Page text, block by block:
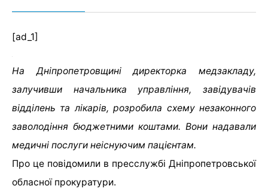
[ad_1]
На Дніпропетровщині директорка медзакладу,
залучивши начальника управління, завідувачів
відділень та лікарів, розробила схему незаконного
заволодіння бюджетними коштами. Вони надавали
медичні послуги неіснуючим пацієнтам.
Про це повідомили в пресслужбі Дніпропетровської
обласної прокуратури.